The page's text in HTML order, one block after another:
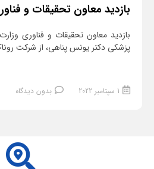
بازدید معاون تحقیقات و
بازدید معاون تحقیقات و فناوری
پزشکی دکتر یونس پناهی، از شرکت
1 سپتامبر 2022 بدون دیدگاه